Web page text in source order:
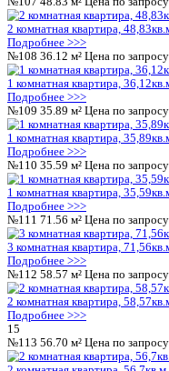
1 комнатная квартира,
Подробнее >>>
№63 71.56 м² Цена по
3 комнатная квартира,
Подробнее >>>
№64 58.57 м² Цена по
2 комнатная квартира,
Подробнее >>>
9
№65 56.50 м² Цена по
2 комнатная квартира,
Подробнее >>>
№66 57.71 м² Цена по
2 комнатная квартира,
Подробнее >>>
№67 48.83 м² Цена по